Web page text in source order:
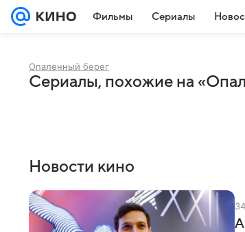
Фильмы Сериалы
Опаленный берег
Сериалы, похожие на
Новости кино